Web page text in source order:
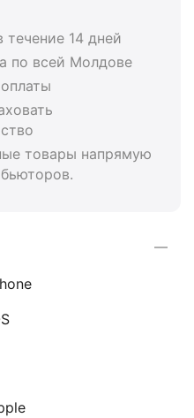
14 дней
по всей Молдове
товары напрямую